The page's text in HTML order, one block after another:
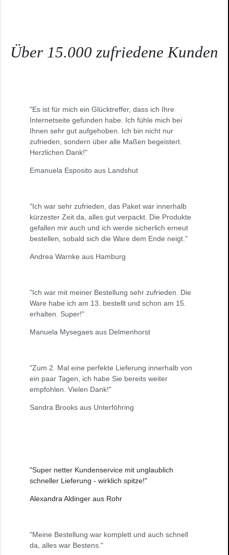
Über 15.000 zufriedene Kunden
"Es ist für mich ein Glücktreffer, dass ich Ihre
Internetseite gefunden habe. Ich fühle mich bei
Ihnen sehr gut aufgehoben. Ich bin nicht nur
zufrieden, sondern über alle Maßen begeistert.
Herzlichen Dank!"
Emanuela Esposito aus Landshut
"Ich war sehr zufrieden, das Paket war innerhalb
kürzester Zeit da, alles gut verpackt. Die Produkte
gefallen mir auch und ich werde sicherlich erneut
bestellen, sobald sich die Ware dem Ende neigt."
Andrea Warnke aus Hamburg
"Ich war mit meiner Bestellung sehr zufrieden. Die
Ware habe ich am 13. bestellt und schon am 15.
erhalten. Super!"
Manuela Mysegaes aus Delmenhorst
"Zum 2. Mal eine perfekte Lieferung innerhalb von
ein paar Tagen, ich habe Sie bereits weiter
empfohlen. Vielen Dank!"
Sandra Brooks aus Unterföhring
"Super netter Kundenservice mit unglaublich
schneller Lieferung - wirklich spitze!"
Alexandra Aldinger aus Rohr
"Meine Bestellung war komplett und auch schnell
da, alles war Bestens."